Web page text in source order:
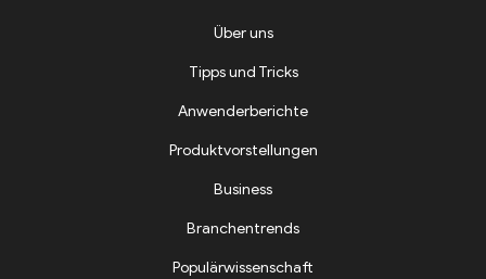
Über uns
Tipps und Tricks
Anwenderberichte
Produktvorstellungen
Business
Branchentrends
Populärwissenschaft